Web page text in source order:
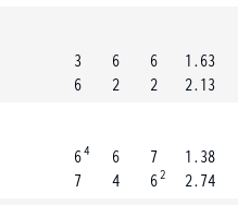
3
6
6
2
6
2
1.63
2.13
64
7
6
4
7
62
1.38
2.74